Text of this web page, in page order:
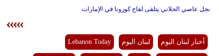
نجل عاصي الحلاني يتلقى لقاح كورونا في الإمارات
أخبار لبنان اليوم لبنان اليوم Lebanon Today